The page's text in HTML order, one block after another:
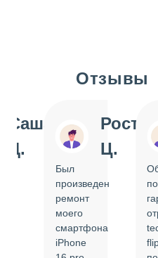
Отзывы
Саша
Д.
Ц.
Был
произведен
ремонт
моего
смартфона
iPhone
по